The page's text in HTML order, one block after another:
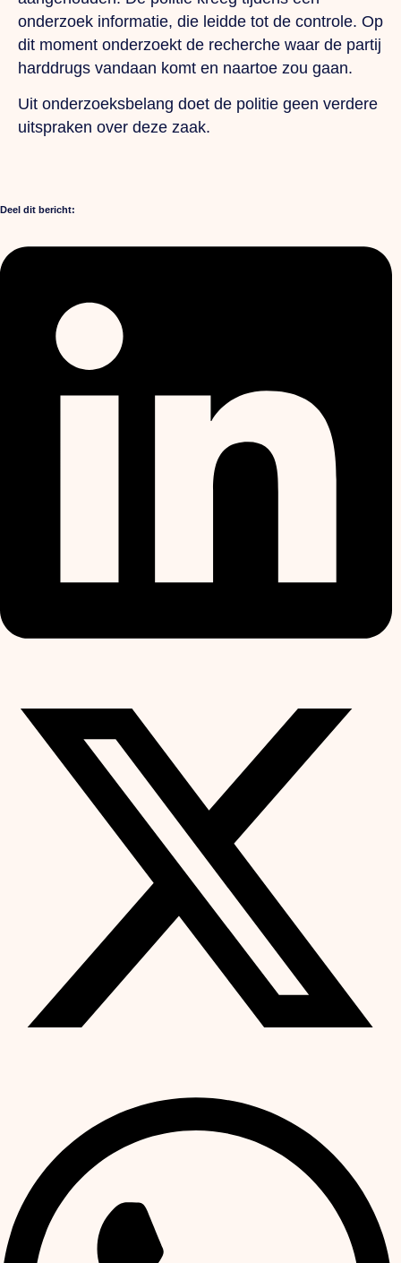
onderzoek informatie, die leidde tot de controle. Op
dit moment onderzoekt de recherche waar de partij
harddrugs vandaan komt en naartoe zou gaan.
Uit onderzoeksbelang doet de politie geen verdere
uitspraken over deze zaak.
Deel dit bericht: